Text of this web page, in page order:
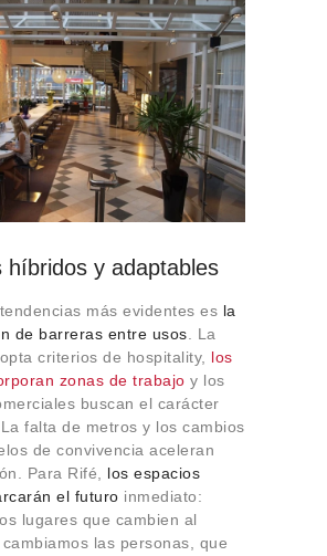
híbridos y adaptables
más evidentes es la
de barreras entre usos . La
criterios de hospitality, los
zonas de trabajo y los
buscan el carácter
falta de metros y los cambios
de convivencia aceleran
Para Rifé, los espacios
el futuro inmediato:
lugares que cambien al
las personas, que